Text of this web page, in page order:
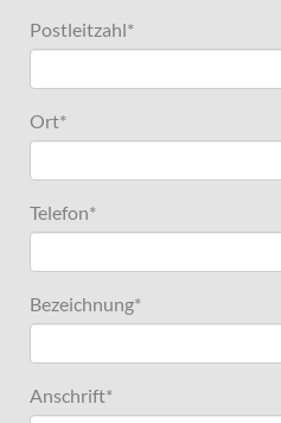
Postleitzahl*
Ort*
Telefon*
Bezeichnung*
Anschrift*